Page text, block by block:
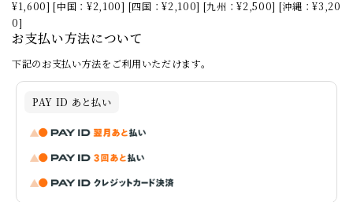
¥1,600] [中国：¥2,100] [四国：¥2,100] [九州：¥2,500] [沖縄：¥3,20
0]
お支払い方法について
下記のお支払い方法をご利用いただけます。
PAY ID あと払い